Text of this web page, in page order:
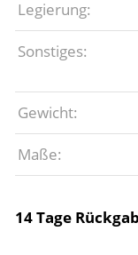
Legierung:
Sonstiges:
Gewicht:
Maße:
14 Tage